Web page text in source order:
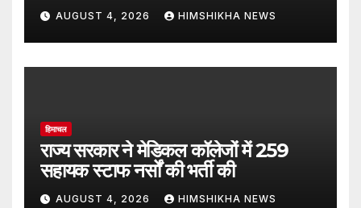
AUGUST 4, 2026 HIMSHIKHA NEWS
हिमाचल
राज्य सरकार ने मेडिकल कॉलेजों में 259
सहायक स्टाफ नर्सों की भर्ती की
AUGUST 4, 2026 HIMSHIKHA NEWS